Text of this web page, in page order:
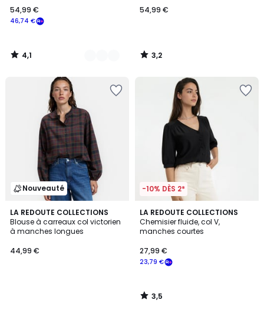
46,74 €
54,99 €
4,1
/
54,99 €
3,2
/
Nouveauté
LA REDOUTE COLLECTIONS
Blouse à carreaux col victorien
à manches longues
44,99 €
-10% DÈS 2*
LA REDOUTE COLLECTIONS
Chemisier fluide, col V,
manches courtes
23,79 €
27,99 €
3,5
/ 5
3,5
/